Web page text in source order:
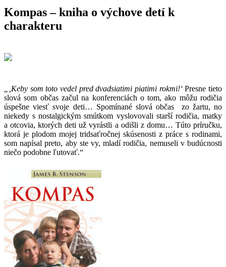
Kompas – kniha o výchove detí k
charakteru
„‚Keby som toto vedel pred dvadsiatimi piatimi rokmi!‘Presne tieto
slová som občas začul na konferenciách o tom, ako môžu rodičia
úspešne viesť svoje deti… Spomínané slová občas zo žartu, no
niekedy s nostalgickým smútkom vyslovovali starší rodičia, matky
a otcovia, ktorých deti už vyrástli a odišli z domu… Túto príručku,
ktorá je plodom mojej tridsaťročnej skúsenosti z práce s rodinami,
som napísal preto, aby ste vy, mladí rodičia, nemuseli v budúcnosti
niečo podobne ľutovať.“